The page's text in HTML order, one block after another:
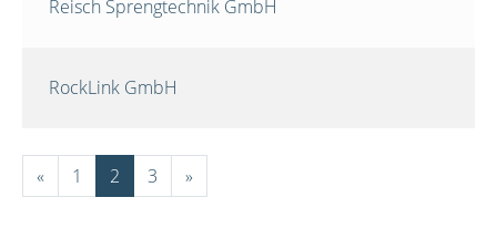
Reisch Sprengtechnik GmbH
RockLink GmbH
« 1 2 3 »